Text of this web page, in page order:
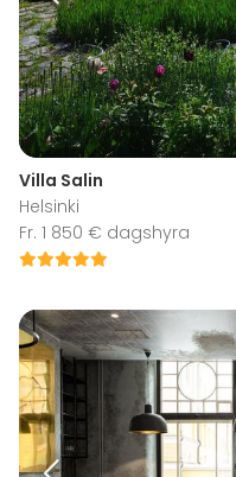
Villa Salin
Helsinki
Fr. 1 850 € dagshyra